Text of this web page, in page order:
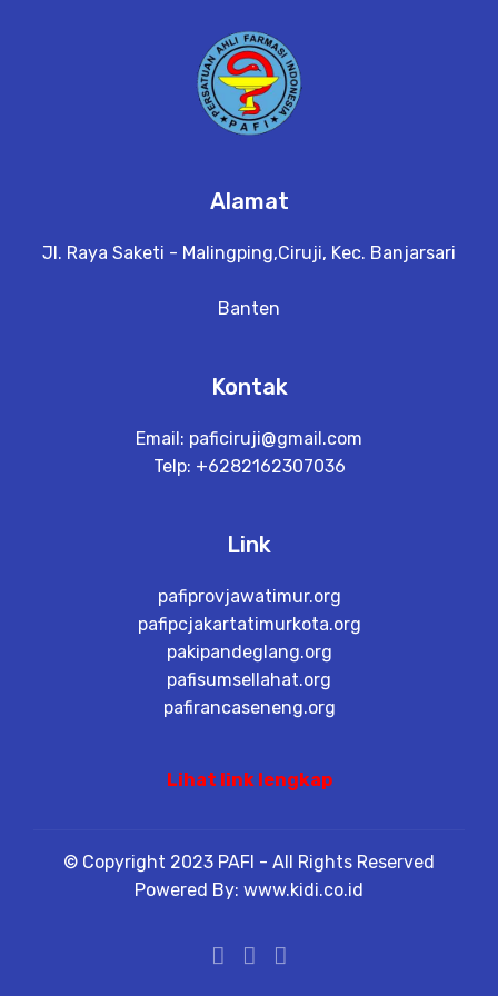
Alamat
Jl. Raya Saketi - Malingping,Ciruji, Kec. Banjarsari
Banten
Kontak
Email: paficiruji@gmail.com
Telp: +6282162307036
Link
pafiprovjawatimur.org
pafipcjakartatimurkota.org
pakipandeglang.org
pafisumsellahat.org
pafirancaseneng.org
Lihat link lengkap
© Copyright 2023 PAFI - All Rights Reserved
Powered By: www.kidi.co.id